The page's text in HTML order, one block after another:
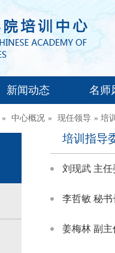
新闻动态 名师
» 中心概况 » 现任领导 » 培
培训指导
刘现武 主任
李哲敏 秘书
姜梅林 副主